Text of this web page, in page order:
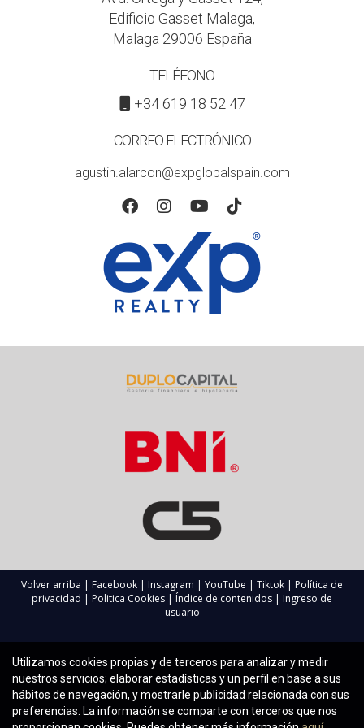
Edificio Gasset Malaga,
Malaga 29006 España
TELÉFONO
+34 619 18 52 47
CORREO ELECTRÓNICO
agustin.alarcon@expglobalspain.com
Volver arriba | Facebook | Instagram | YouTube | Tiktok | Política de
privacidad | Politica Cookies | Índice de contenidos | Ingreso de
usuario
Utilizamos cookies propias y de terceros para analizar y medir
nuestros servicios; elaborar estadísticas y un perfil en base a sus
hábitos de navegación, y mostrarle publicidad relacionada con sus
preferencias. La información se comparte con terceros que nos